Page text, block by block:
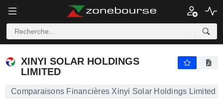
XINYI SOLAR HOLDINGS
LIMITED
Comparaisons Financières Xinyi Solar Holdings Limited